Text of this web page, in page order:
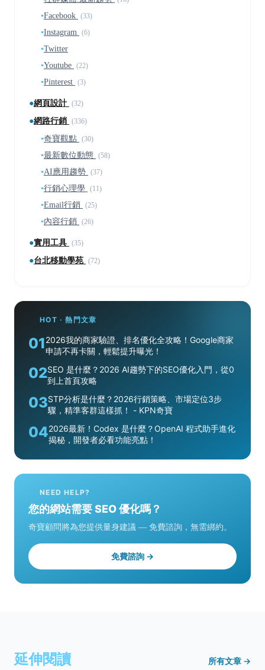
▪Facebook (33)
▪Instagram (6)
▪Twitter
▪Youtube (22)
▪Pinterest (3)
●網頁設計 (32)
●網路行銷 (336)
▪奇寶觀點 (30)
▪最新數位動態 (58)
▪AI應用趨勢 (37)
▪行銷心理學 (11)
▪Email行銷 (25)
▪內容行銷 (26)
●實用工具 (35)
●台北移動學苑 (72)
HOT · 熱門文章
012026我的商家驗證、排名優化全攻略！Google商家
申請不再卡關，輕鬆提升曝光！
02SEO 是什麼？2026 AI趨勢下的SEO優化入門，從0
到上首頁攻略
03STP分析是什麼？2026行銷策略、市場定位3步
驟，精準客群這樣抓！ - KPN奇寶
042026最新！Codex 是什麼？OpenAI 程式助手進化
揭秘，開發者必看功能亮點！
NEED HELP?
您的網站需要 SEO 優化嗎？
奇寶顧問將為您提供量身建議 — 免費諮詢，無需綁約。
免費諮詢 →
延伸閱讀 所有文章 →